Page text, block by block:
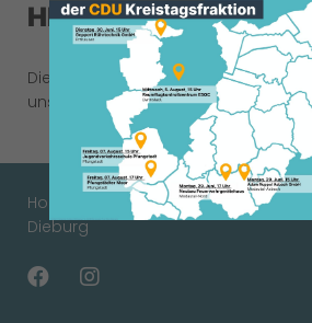
HINWEIS
Diese Seite ist derzeit nicht aktiv
unserem Angebot nicht.
Homepage des CDU
Dieburg